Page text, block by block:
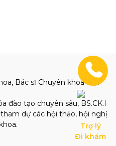
Bác sĩ Chuyên khoa I tại
đào tạo chuyên sâu, BS.CK.I
dự các hội thảo, hội nghị
Trợ lý
Đi khám